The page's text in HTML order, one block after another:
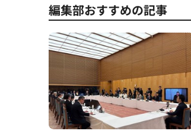
編集部おすすめの記事